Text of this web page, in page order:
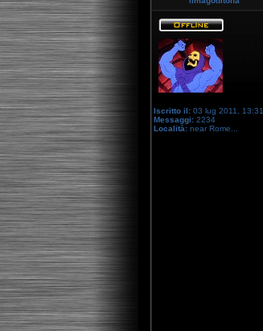
Iscritto il: 03 lug 2011, 13:31
Messaggi: 2234
Località: near Rome...